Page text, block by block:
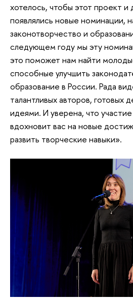
хотелось, чтобы этот проект и
появлялись новые номинации,
законотворчество и
следующем году мы эту
это поможет нам найти
способные улучшить
образование в России. Рада
талантливых авторов, готовых
идеями. И уверена, что
вдохновит вас на новые
развить творческие навыки».